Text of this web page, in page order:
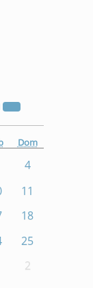
Dom
4
11
18
25
2